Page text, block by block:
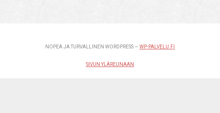
NOPEA JA TURVALLINEN WORDPRESS — WP-PALVELU.FI
SIVUN YLÄREUNAAN